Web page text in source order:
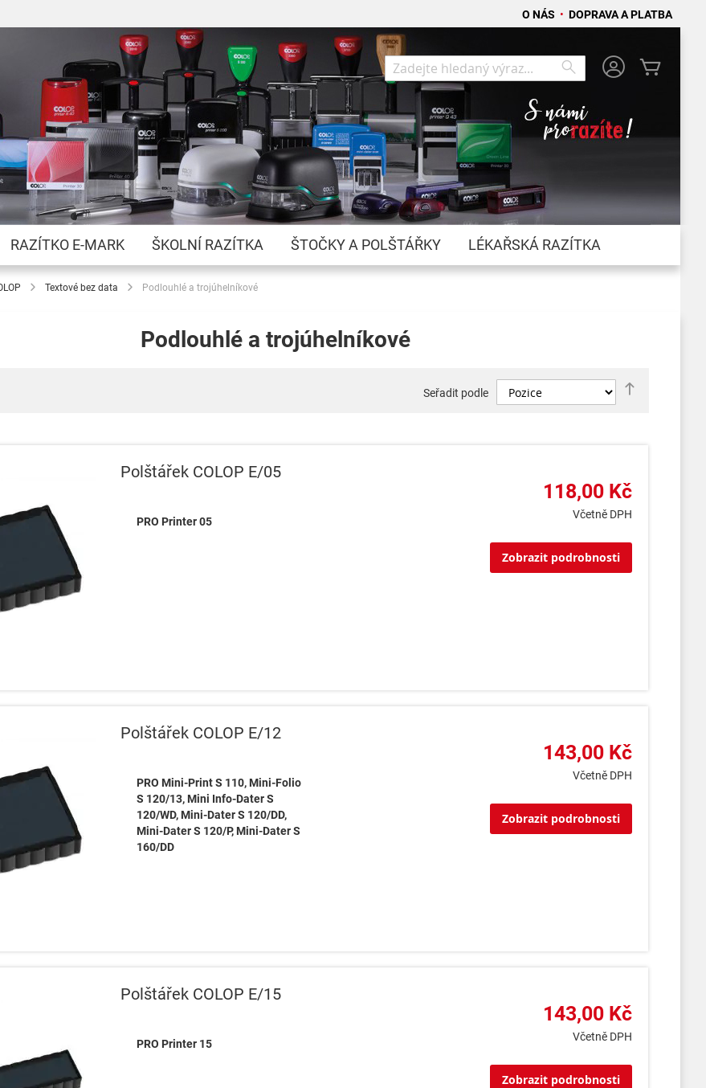
O NÁS • DOPRAVA A PLATBA
Přejít
na
obsah
Search
Search
RAZÍTKO E-MARK ŠKOLNÍ RAZÍTKA ŠTOČKY A POLŠTÁŘKY LÉKAŘSKÁ RAZÍTKA
Textové bez data Podlouhlé a trojúhelníkové
Podlouhlé a trojúhelníkové
Seřadit podle
Polštářek COLOP E/05
PRO Printer 05
118,00 Kč
Včetně DPH
Zobrazit podrobnosti
Polštářek COLOP E/12
PRO Mini-Print S 110, Mini-Folio
S 120/13, Mini Info-Dater S
120/WD, Mini-Dater S 120/DD,
Mini-Dater S 120/P, Mini-Dater S
160/DD
143,00 Kč
Včetně DPH
Zobrazit podrobnosti
Polštářek COLOP E/15
PRO Printer 15
143,00 Kč
Včetně DPH
Zobrazit podrobnosti